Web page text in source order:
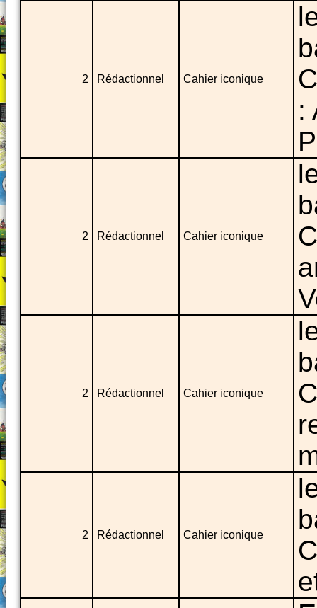
2 Rédactionnel Cahier iconique
:
2 Rédactionnel Cahier iconique
2 Rédactionnel Cahier iconique
2 Rédactionnel Cahier iconique